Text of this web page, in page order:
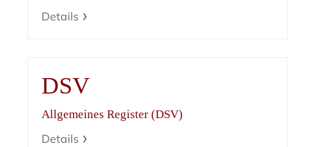
Details
DSV
Allgemeines Register (DSV)
Details